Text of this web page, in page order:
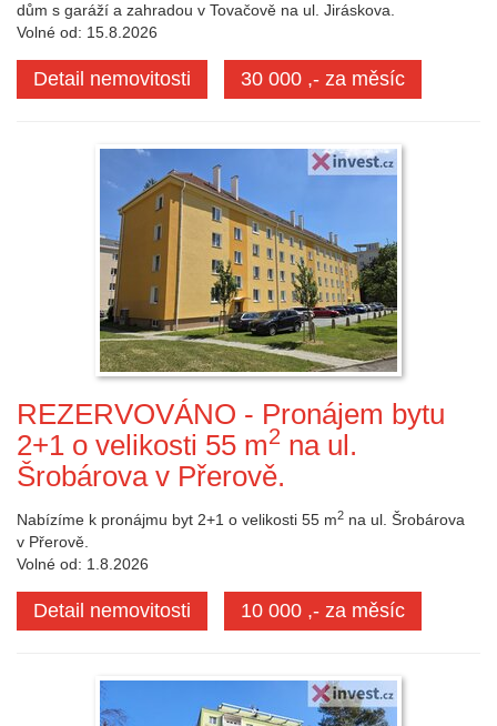
dům s garáží a zahradou v Tovačově na ul. Jiráskova.
Volné od: 15.8.2026
Detail nemovitosti 30 000 ,- za měsíc
REZERVOVÁNO - Pronájem bytu
2+1 o velikosti 55 m2 na ul.
Šrobárova v Přerově.
Nabízíme k pronájmu byt 2+1 o velikosti 55 m2 na ul. Šrobárova
v Přerově.
Volné od: 1.8.2026
Detail nemovitosti 10 000 ,- za měsíc